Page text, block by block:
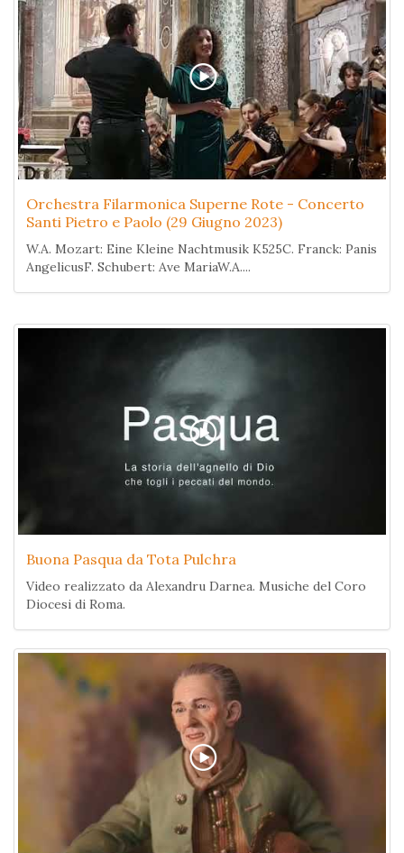
Orchestra Filarmonica Superne Rote - Concerto
Santi Pietro e Paolo (29 Giugno 2023)
W.A. Mozart: Eine Kleine Nachtmusik K525C. Franck: Panis
AngelicusF. Schubert: Ave MariaW.A....
Buona Pasqua da Tota Pulchra
Video realizzato da Alexandru Darnea. Musiche del Coro
Diocesi di Roma.